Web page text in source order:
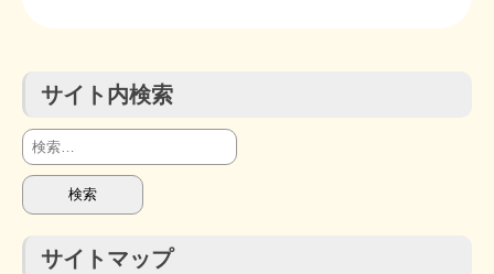
サイト内検索
検
索:
サイトマップ